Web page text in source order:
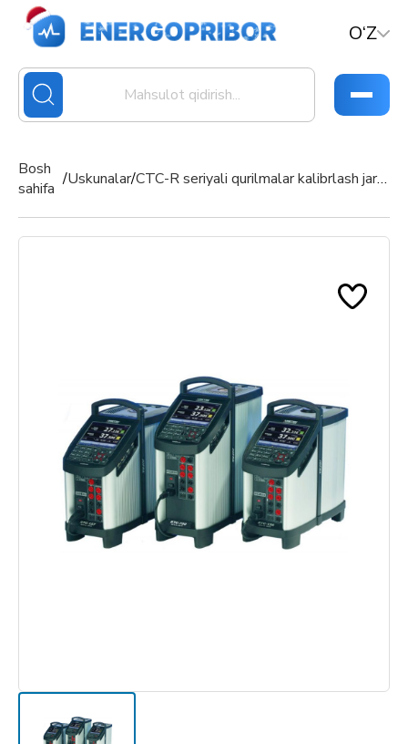
O‘Z
Bosh
sahifa /Uskunalar/ CTC-R seriyali qurilmalar kalibrlash jarayonlarini avtomatlashtirish